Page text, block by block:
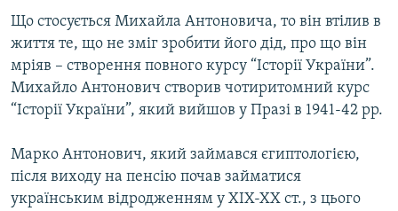
Що стосується Михайла Антоновича, то він втілив в
життя те, що не зміг зробити його дід, про що він
мріяв – створення повного курсу “Історії України”.
Михайло Антонович створив чотиритомний курс
“Історії України”, який вийшов у Празі в 1941-42 рр.
Марко Антонович, який займався єгиптологією,
після виходу на пенсію почав займатися
українським відродженням у ХІХ-ХХ ст., з цього